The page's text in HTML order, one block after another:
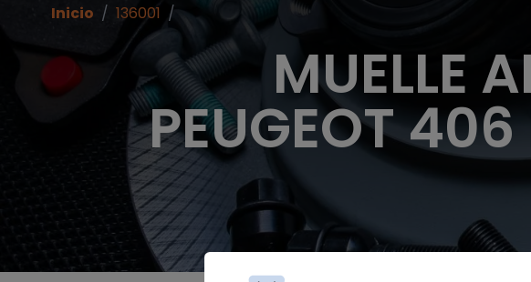
MUELLE
PEUGEOT
Inicio / 136001 /